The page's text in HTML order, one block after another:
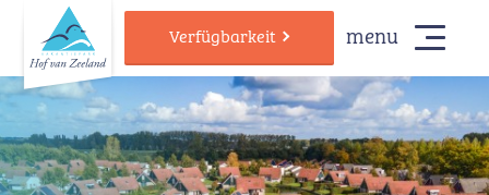
Verfügbarkeit menu